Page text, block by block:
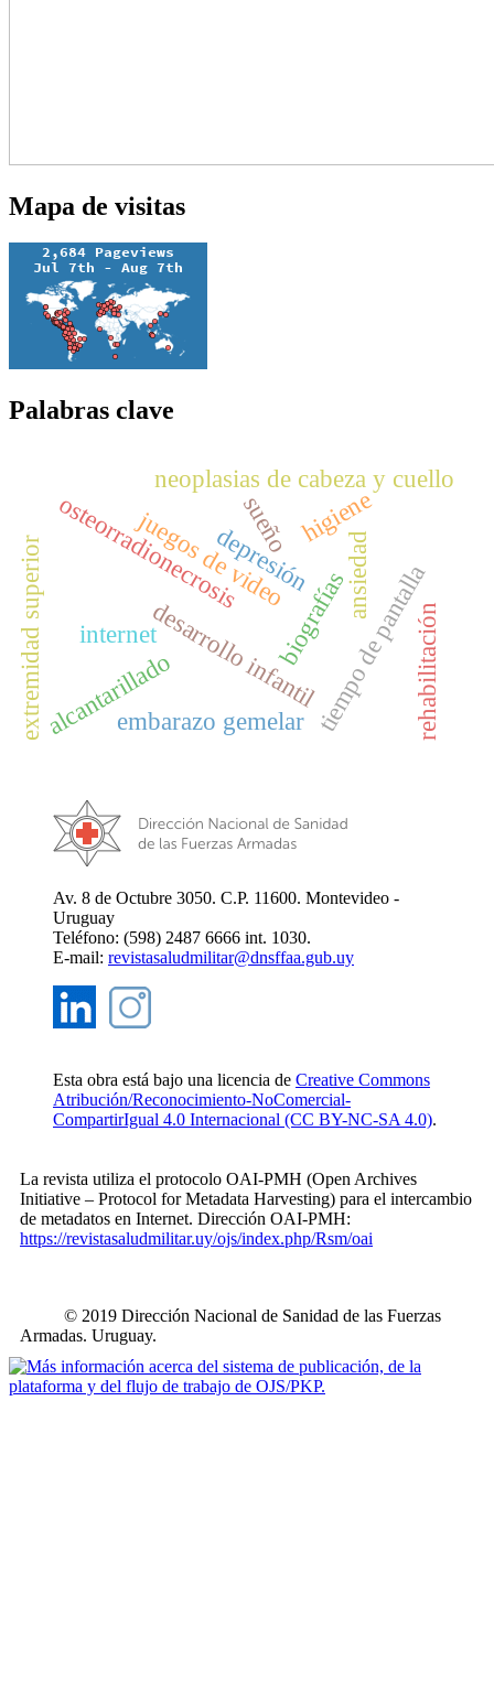
Mapa de visitas
Palabras clave
biografías
sueño
ansiedad
depresión
desarrollo infantil
internet
juegos de video
tiempo de pantalla
neoplasias de cabeza y cuello
osteorradionecrosis
alcantarillado
higiene
rehabilitación
embarazo gemelar
extremidad superior
Av. 8 de Octubre 3050. C.P. 11600. Montevideo -
Uruguay
Teléfono: (598) 2487 6666 int. 1030.
E-mail: revistasaludmilitar@dnsffaa.gub.uy
Esta obra está bajo una licencia de Creative Commons
Atribución/Reconocimiento-NoComercial-
CompartirIgual 4.0 Internacional (CC BY-NC-SA 4.0).
La revista utiliza el protocolo OAI-PMH (Open Archives
Initiative – Protocol for Metadata Harvesting) para el intercambio
de metadatos en Internet. Dirección OAI-PMH:
https://revistasaludmilitar.uy/ojs/index.php/Rsm/oai
© 2019 Dirección Nacional de Sanidad de las Fuerzas
Armadas. Uruguay.